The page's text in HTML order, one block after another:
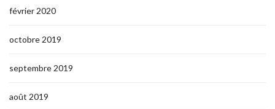
février 2020
octobre 2019
septembre 2019
août 2019